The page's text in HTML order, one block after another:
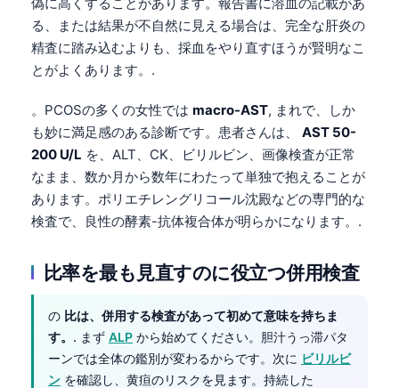
る、または結果が不自然に見える場合は、完全な肝炎の
精査に踏み込むよりも、採血をやり直すほうが賢明なこ
とがよくあります。.
。PCOSの多くの女性では macro-AST, まれで、しか
も妙に満足感のある診断です。患者さんは、 AST 50-
200 U/L を、ALT、CK、ビリルビン、画像検査が正常
なまま、数か月から数年にわたって単独で抱えることが
あります。ポリエチレングリコール沈殿などの専門的な
検査で、良性の酵素-抗体複合体が明らかになります。.
比率を最も見直すのに役立つ併用検査
の 比は、併用する検査があって初めて意味を持ちま
す。 . まず ALP から始めてください。胆汁うっ滞パタ
ーンでは全体の鑑別が変わるからです。次に ビリルビ
ン を確認し、黄疸のリスクを見ます。持続した
Català
Қазақ тілі
Suomi
Slovenčina
كوردی‎
پښتو
سنڌي
සිංහල
অসমীয়া
Latviešu valoda
Македонски јазик